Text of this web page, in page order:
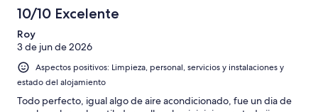
10/10 Excelente
Roy
3 de jun de 2026
Aspectos positivos: Limpieza, personal, servicios y instalaciones y
estado del alojamiento
Todo perfecto, igual algo de aire acondicionado, fue un dia de